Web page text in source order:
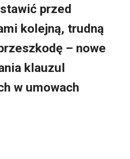
przed
kolejną, trudną
– nowe
klauzul
w umowach